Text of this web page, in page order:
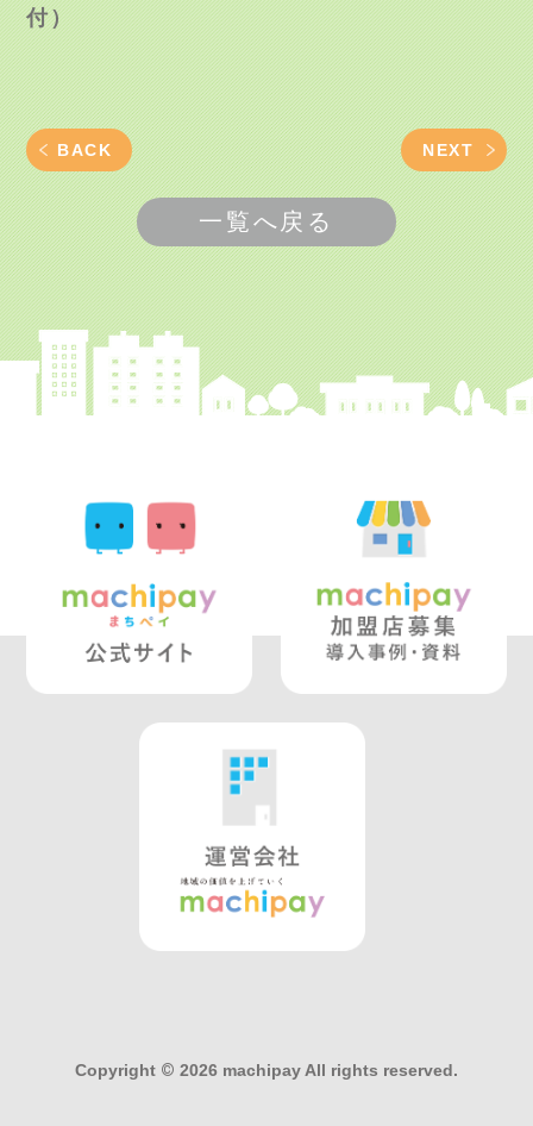
付）
BACK NEXT
一覧へ戻る
Copyright © 2026 machipay All rights reserved.